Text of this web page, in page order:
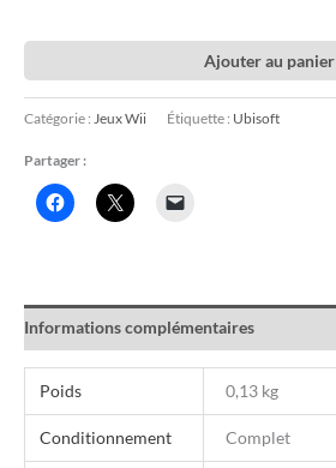
Ajouter au panier
Catégorie : Jeux Wii Étiquette : Ubisoft
Partager :
Informations complémentaires
Poids 0,13 kg
Conditionnement Complet